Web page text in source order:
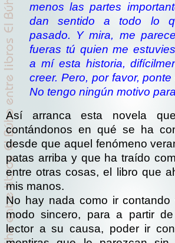
menos las partes
dan sentido a todo lo
pasado. Y mira, me
fueras tú quien me
a mí esta historia,
creer. Pero, por favor, ponte
No tengo ningún motivo
Así arranca esta novela
contándonos en qué se ha
desde que aquel fenómeno
patas arriba y que ha traído
entre otras cosas, el libro que
mis manos.
No hay nada como ir
modo sincero, para a partir
lector a su causa, poder ir